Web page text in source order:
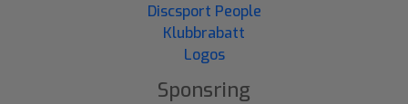
Discsport People
Klubbrabatt
Logos
Sponsring